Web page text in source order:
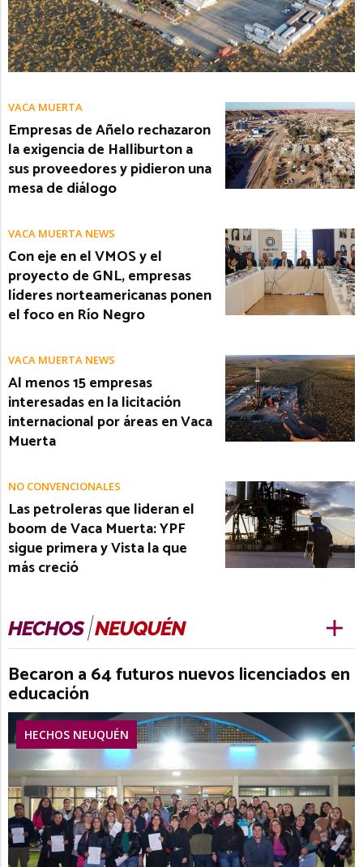
VACA MUERTA
Empresas de Añelo rechazaron
la exigencia de Halliburton a
sus proveedores y pidieron una
mesa de diálogo
VACA MUERTA NEWS
Con eje en el VMOS y el
proyecto de GNL, empresas
líderes norteamericanas ponen
el foco en Río Negro
VACA MUERTA NEWS
Al menos 15 empresas
interesadas en la licitación
internacional por áreas en Vaca
Muerta
NO CONVENCIONALES
Las petroleras que lideran el
boom de Vaca Muerta: YPF
sigue primera y Vista la que
más creció
Becaron a 64 futuros nuevos licenciados en
educación
HECHOS NEUQUÉN